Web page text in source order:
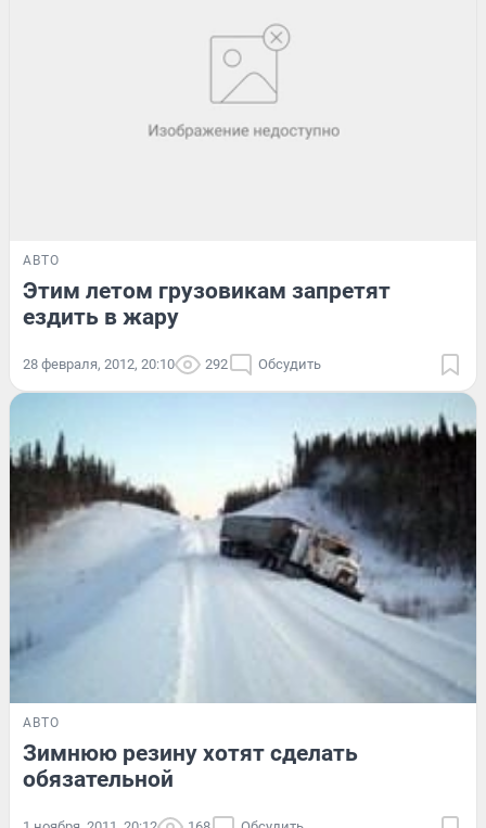
АВТО
Этим летом грузовикам запретят
ездить в жару
28 февраля, 2012, 20:10 292 Обсудить
АВТО
Зимнюю резину хотят сделать
обязательной